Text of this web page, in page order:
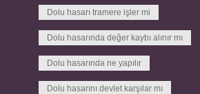
Dolu hasarı tramere işler mi
Dolu hasarında değer kaybı alınır mı
Dolu hasarında ne yapılır
Dolu hasarını devlet karşılar mı